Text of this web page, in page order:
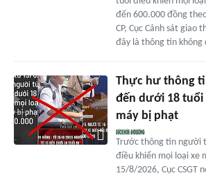
đến 600.000 đồng
CP, Cục Cảnh sát giao
đây là thông tin không
Thực hư thông
đến dưới 18 tuổi
máy bị phạt
Trước thông tin người
điều khiển mọi loại xe
15/8/2026, Cục CSGT